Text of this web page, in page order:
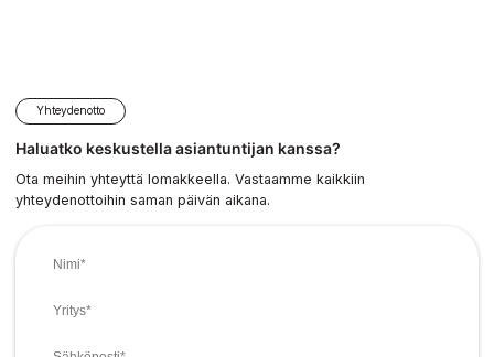
Yhteydenotto
Haluatko keskustella asiantuntijan kanssa?
Ota meihin yhteyttä lomakkeella. Vastaamme kaikkiin
yhteydenottoihin saman päivän aikana.